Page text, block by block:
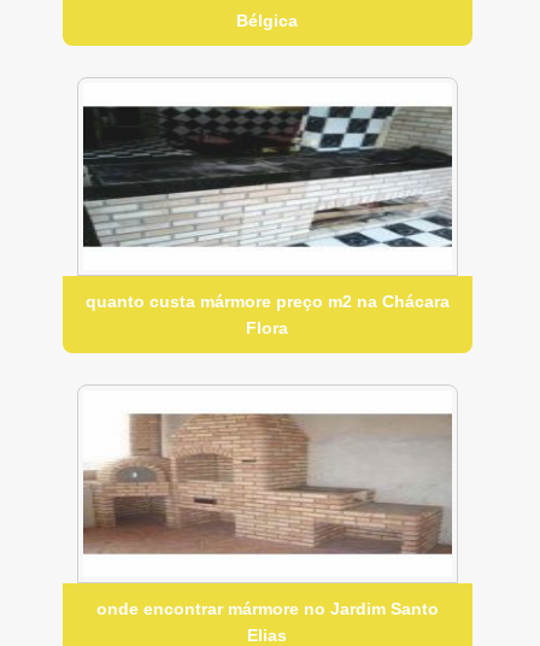
Bélgica
quanto custa mármore preço m2 na Chácara
Flora
onde encontrar mármore no Jardim Santo
Elias